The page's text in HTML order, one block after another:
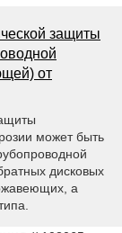
защиты
от
может быть
дисковых
а